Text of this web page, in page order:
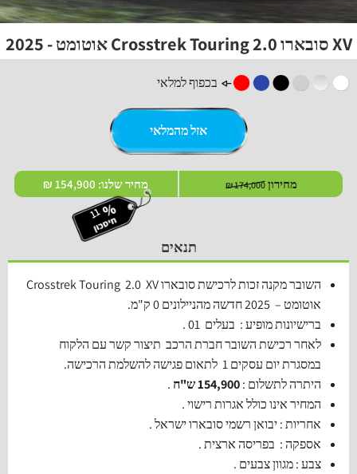
XV סובארו 2.0 Crosstrek Touring אוטומט - 2025
בכפוף למלאי
אזל מהמלאי
מחירון 174,000 ₪ מחיר שלנו: 154,900 ₪
תנאים
השובר מקנה זכות לרכישת סובארו Crosstrek Touring 2.0 XV
אוטומט – 2025 חדשה מהניילונים 0 ק"מ
.
ברישיונות מופיע : בעלים 01 .
לאחר רכישת השובר חברת הרכב תיצור קשר עם הלקוח
במסגרת יום עסקים 1 לתאום פגישה להשלמת הרכישה.
היתרה לתשלום :154,900 ש"ח
.
המחיר אינו כולל אגרות רישוי .
אחריות : יבואן רשמי סובארו ישראל .
אספקה : בפריסה ארצית .
צבע : מגוון צבעים .